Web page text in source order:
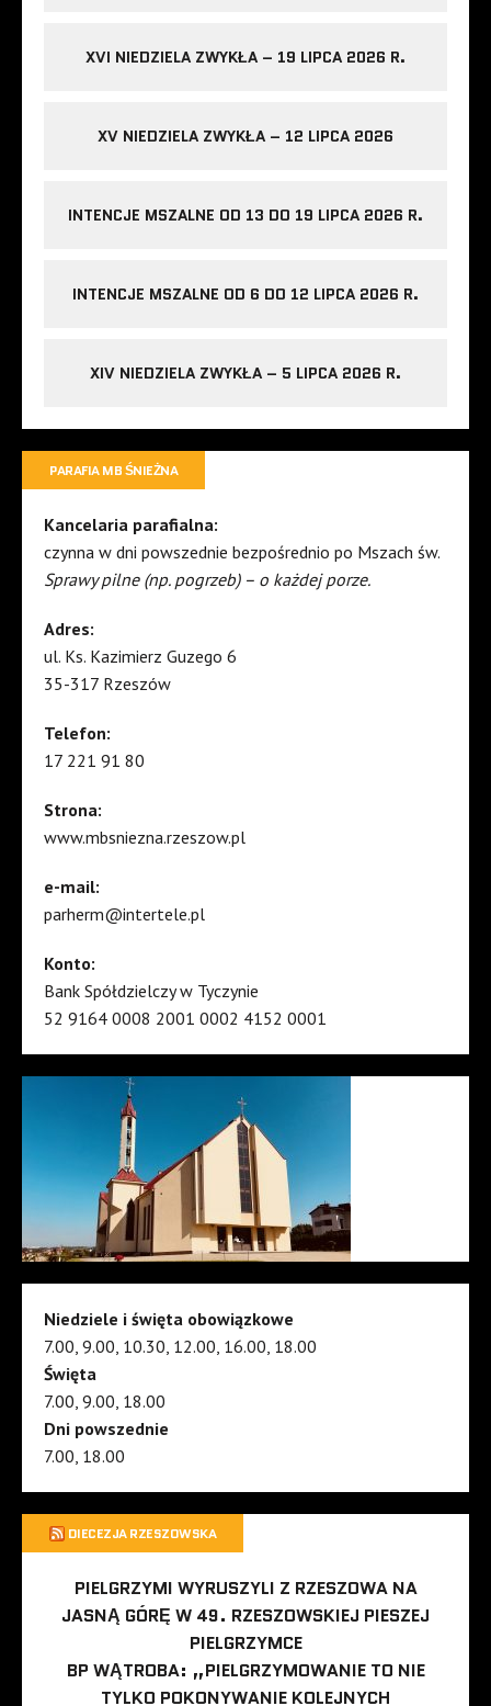
XVI NIEDZIELA ZWYKŁA – 19 LIPCA 2026 R.
XV NIEDZIELA ZWYKŁA – 12 LIPCA 2026
INTENCJE MSZALNE OD 13 DO 19 LIPCA 2026 R.
INTENCJE MSZALNE OD 6 DO 12 LIPCA 2026 R.
XIV NIEDZIELA ZWYKŁA – 5 LIPCA 2026 R.
PARAFIA MB ŚNIEŻNA
Kancelaria parafialna:
czynna w dni powszednie bezpośrednio po Mszach św.
Sprawy pilne (np. pogrzeb) – o każdej porze.
Adres:
ul. Ks. Kazimierz Guzego 6
35-317 Rzeszów
Telefon:
17 221 91 80
Strona:
www.mbsniezna.rzeszow.pl
e-mail:
parherm@intertele.pl
Konto:
Bank Spółdzielczy w Tyczynie
52 9164 0008 2001 0002 4152 0001
Niedziele i święta obowiązkowe
7.00, 9.00, 10.30, 12.00, 16.00, 18.00
Święta
7.00, 9.00, 18.00
Dni powszednie
7.00, 18.00
DIECEZJA RZESZOWSKA
PIELGRZYMI WYRUSZYLI Z RZESZOWA NA
JASNĄ GÓRĘ W 49. RZESZOWSKIEJ PIESZEJ
PIELGRZYMCE
BP WĄTROBA: „PIELGRZYMOWANIE TO NIE
TYLKO POKONYWANIE KOLEJNYCH